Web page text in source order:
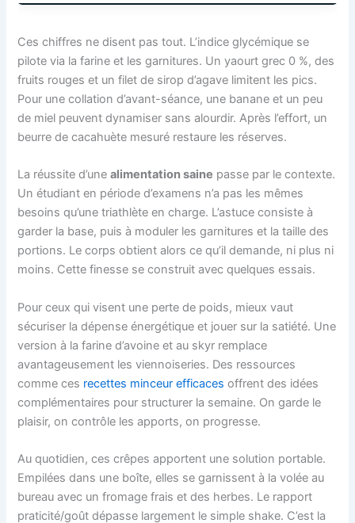
Ces chiffres ne disent pas tout. L’indice glycémique se
pilote via la farine et les garnitures. Un yaourt grec 0 %, des
fruits rouges et un filet de sirop d’agave limitent les pics.
Pour une collation d’avant-séance, une banane et un peu
de miel peuvent dynamiser sans alourdir. Après l’effort, un
beurre de cacahuète mesuré restaure les réserves.
La réussite d’unealimentation saine passe par le contexte.
Un étudiant en période d’examens n’a pas les mêmes
besoins qu’une triathlète en charge. L’astuce consiste à
garder la base, puis à moduler les garnitures et la taille des
portions. Le corps obtient alors ce qu’il demande, ni plus ni
moins. Cette finesse se construit avec quelques essais.
Pour ceux qui visent une perte de poids, mieux vaut
sécuriser la dépense énergétique et jouer sur la satiété. Une
version à la farine d’avoine et au skyr remplace
avantageusement les viennoiseries. Des ressources
comme ces recettes minceur efficaces offrent des idées
complémentaires pour structurer la semaine. On garde le
plaisir, on contrôle les apports, on progresse.
Au quotidien, ces crêpes apportent une solution portable.
Empilées dans une boîte, elles se garnissent à la volée au
bureau avec un fromage frais et des herbes. Le rapport
praticité/goût dépasse largement le simple shake. C’est la